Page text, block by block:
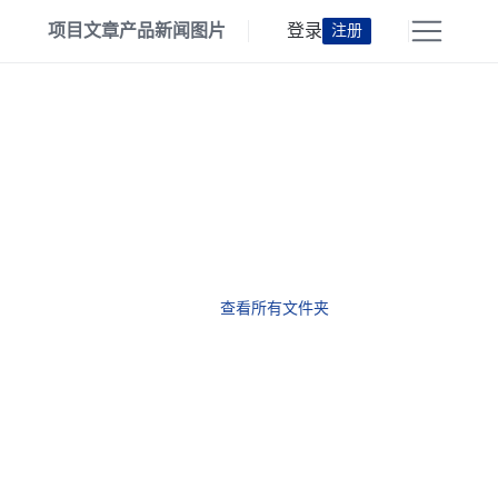
项目文章产品新闻 图片 登录 注册
查看所有文件夹